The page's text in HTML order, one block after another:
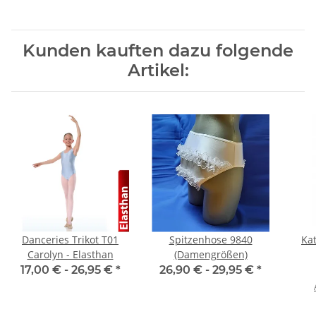
Kunden kauften dazu folgende
Artikel:
Danceries Trikot T01
Carolyn - Elasthan
17,00 € - 26,95 € *
Spitzenhose 9840
(Damengrößen)
26,90 € - 29,95 € *